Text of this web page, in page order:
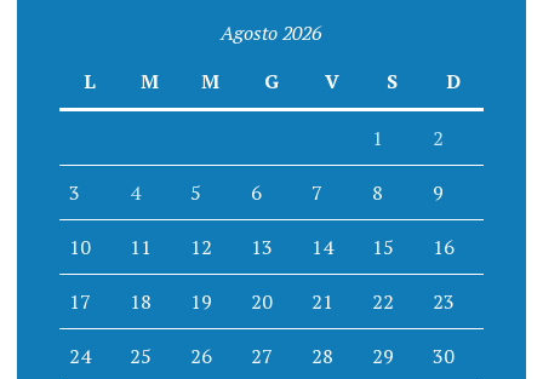
Agosto 2026
L
M M G V S D
1 2
3 4 5 6 7 8 9
10 11 12 13 14 15 16
17 18 19 20 21 22 23
24 25 26 27 28 29 30